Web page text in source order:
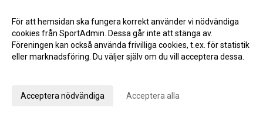
Sörman: ”Att vinna ett derby är det bästa som kan hända” 2022-05-20 17:28
Florians första Tidaholmsderby – ”en kittlande känsla” 2022-05-19 20:35
TG&IF enkelt vidare i DM 2022-05-17 22:04
Andra raka för TG&IF – bortavann i Allingsås
För att hemsidan ska fungera korrekt använder vi nödvändiga
cookies från SportAdmin. Dessa går inte att stänga av.
Föreningen kan också använda frivilliga cookies, t.ex. för statistik
eller marknadsföring. Du väljer själv om du vill acceptera dessa.
Acceptera nödvändiga Acceptera alla